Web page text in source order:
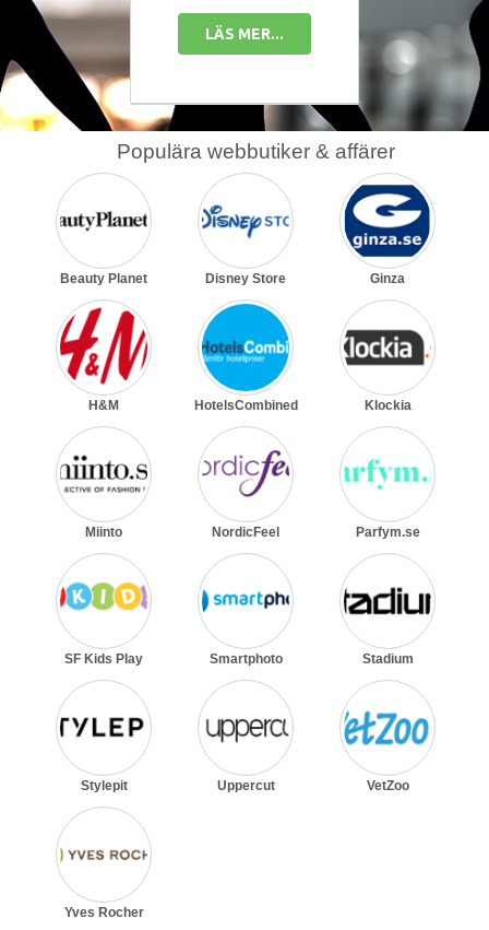
LÄS MER... LÄS
Populära webbutiker & affärer
Beauty Planet Disney Store Ginza
H&M HotelsCombined Klockia
Miinto NordicFeel Parfym.se
SF Kids Play Smartphoto Stadium
Stylepit Uppercut VetZoo
Yves Rocher